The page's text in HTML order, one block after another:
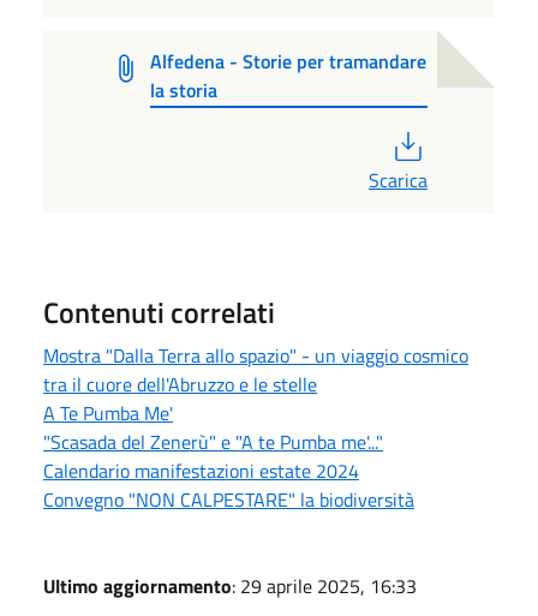
Alfedena - Storie per tramandare
la storia
Scarica
Contenuti correlati
Mostra "Dalla Terra allo spazio" - un viaggio cosmico
tra il cuore dell'Abruzzo e le stelle
A Te Pumba Me'
"Scasada del Zenerù" e "A te Pumba me'..."
Calendario manifestazioni estate 2024
Convegno "NON CALPESTARE" la biodiversità
Ultimo aggiornamento: 29 aprile 2025, 16:33